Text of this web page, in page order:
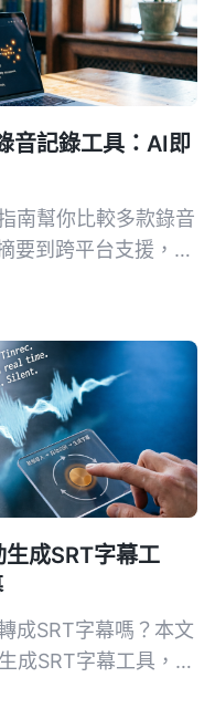
音記錄工具：AI即
南幫你比較多款錄音
要到跨平台支援，推
成SRT字幕工
成SRT字幕嗎？本文
成SRT字幕工具，並